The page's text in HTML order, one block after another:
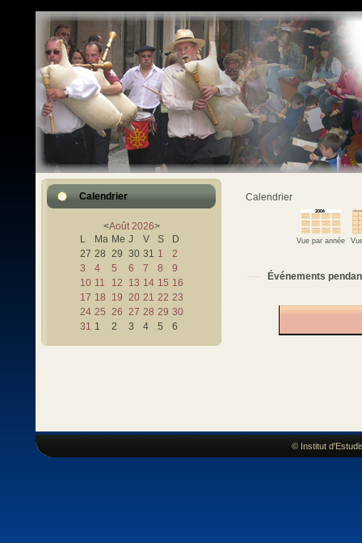
Calendrier
<Août 2026>
L
Ma Me J V S
D
27 28 29 30 31 1
2
3
4 5 6 7 8
9
10 11 12 13 14 15 16
17 18 19 20 21 22 23
24 25 26 27 28 29 30
31 1 2 3 4 5 6
Calendrier
Vue par année
Événements
© Institut